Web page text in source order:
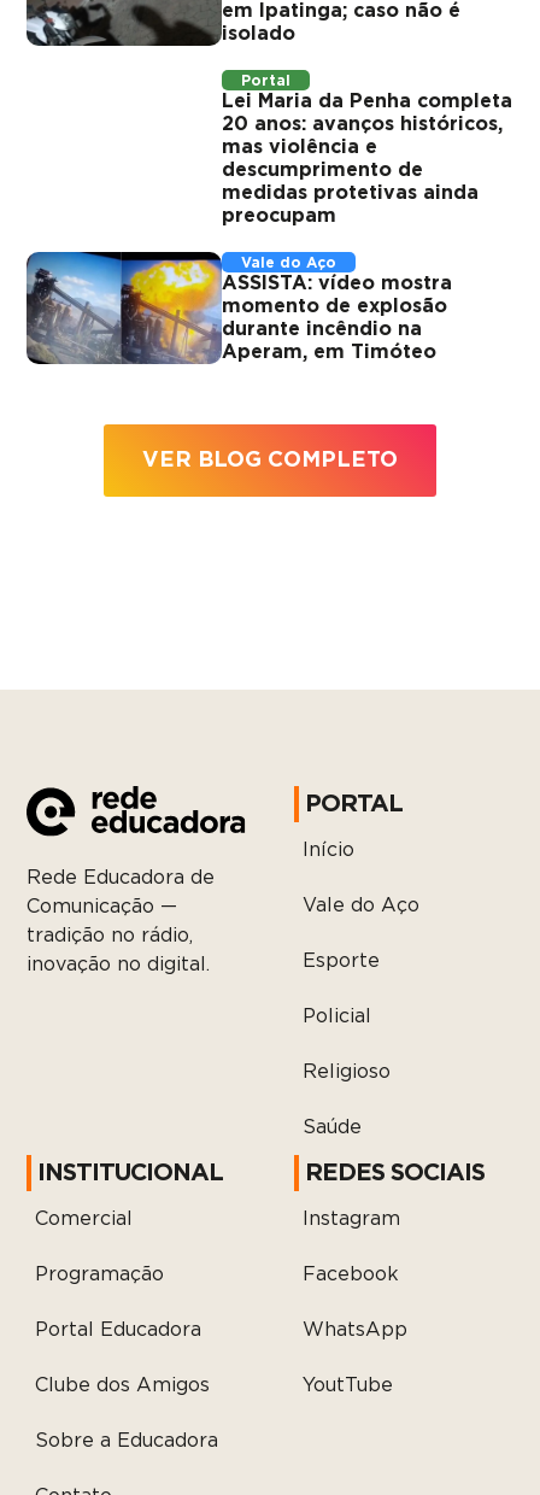
em Ipatinga; caso não é
isolado
Portal
Lei Maria da Penha completa
20 anos: avanços históricos,
mas violência e
descumprimento de
medidas protetivas ainda
preocupam
Vale do Aço
ASSISTA: vídeo mostra
momento de explosão
durante incêndio na
Aperam, em Timóteo
VER BLOG COMPLETO
Rede Educadora de
Comunicação —
tradição no rádio,
inovação no digital.
PORTAL
Início
Vale do Aço
Esporte
Policial
Religioso
Saúde
INSTITUCIONAL
Comercial
Programação
Portal Educadora
Clube dos Amigos
Sobre a Educadora
REDES SOCIAIS
Instagram
Facebook
WhatsApp
YoutTube